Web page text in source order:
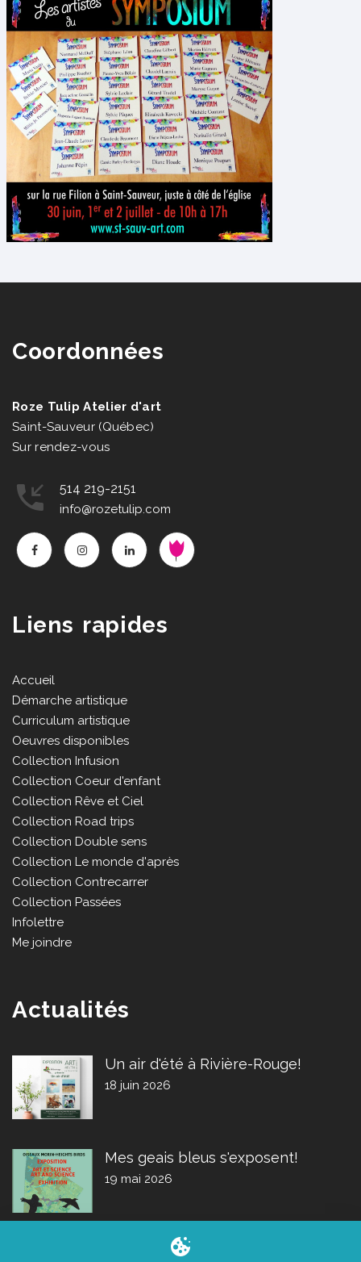
Coordonnées
Roze Tulip Atelier d'art
Saint-Sauveur (Québec)
Sur rendez-vous
514 219-2151
info@rozetulip.com
Liens rapides
Accueil
Démarche artistique
Curriculum artistique
Oeuvres disponibles
Collection Infusion
Collection Coeur d'enfant
Collection Rêve et Ciel
Collection Road trips
Collection Double sens
Collection Le monde d'après
Collection Contrecarrer
Collection Passées
Infolettre
Me joindre
Actualités
Un air d'été à Rivière-Rouge!
18 juin 2026
Mes geais bleus s'exposent!
19 mai 2026